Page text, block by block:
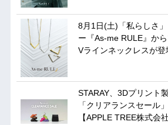
8月1日(土)「私らしさ
ー『As-me RULE』か
Vラインネックレスが登
STARAY、3Dプリント
「クリアランスセール
【APPLE TREE株式会社